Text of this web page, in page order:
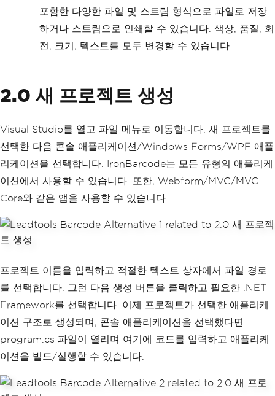
포함한 다양한 파일 및 스트림 형식으로 파일로 저장
하거나 스트림으로 인쇄할 수 있습니다. 색상, 품질, 회
전, 크기, 텍스트를 모두 변경할 수 있습니다.
2.0 새 프로젝트 생성
Visual Studio를 열고 파일 메뉴로 이동합니다. 새 프로젝트를
선택한 다음 콘솔 애플리케이션/Windows Forms/WPF 애플
리케이션을 선택합니다. IronBarcode는 모든 유형의 애플리케
이션에서 사용할 수 있습니다. 또한, Webform/MVC/MVC
Core와 같은 앱을 사용할 수 있습니다.
프로젝트 이름을 입력하고 적절한 텍스트 상자에서 파일 경로
를 선택합니다. 그런 다음 생성 버튼을 클릭하고 필요한 .NET
Framework를 선택합니다. 이제 프로젝트가 선택한 애플리케
이션 구조로 생성되며, 콘솔 애플리케이션을 선택했다면
program.cs 파일이 열리며 여기에 코드를 입력하고 애플리케
이션을 빌드/실행할 수 있습니다.